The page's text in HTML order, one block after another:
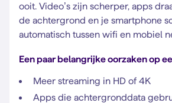
ooit. Video’s zijn scherper, apps
de achtergrond en je smartphone
automatisch tussen wifi en mobiel
Een paar belangrijke oorzaken op
Meer streaming in HD of 4K
Apps die achtergronddata